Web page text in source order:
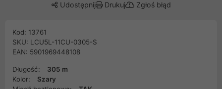
Udostępnij Drukuj Zgłoś błąd
Kod: 13761
SKU: LCU5L-11CU-0305-S
EAN: 5901969448108
Długość:
305 m
Kolor:
Szary